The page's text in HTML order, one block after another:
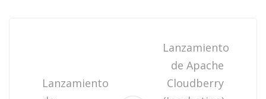
Lanzamiento
Lanzamiento
de Apache
Cloudberry